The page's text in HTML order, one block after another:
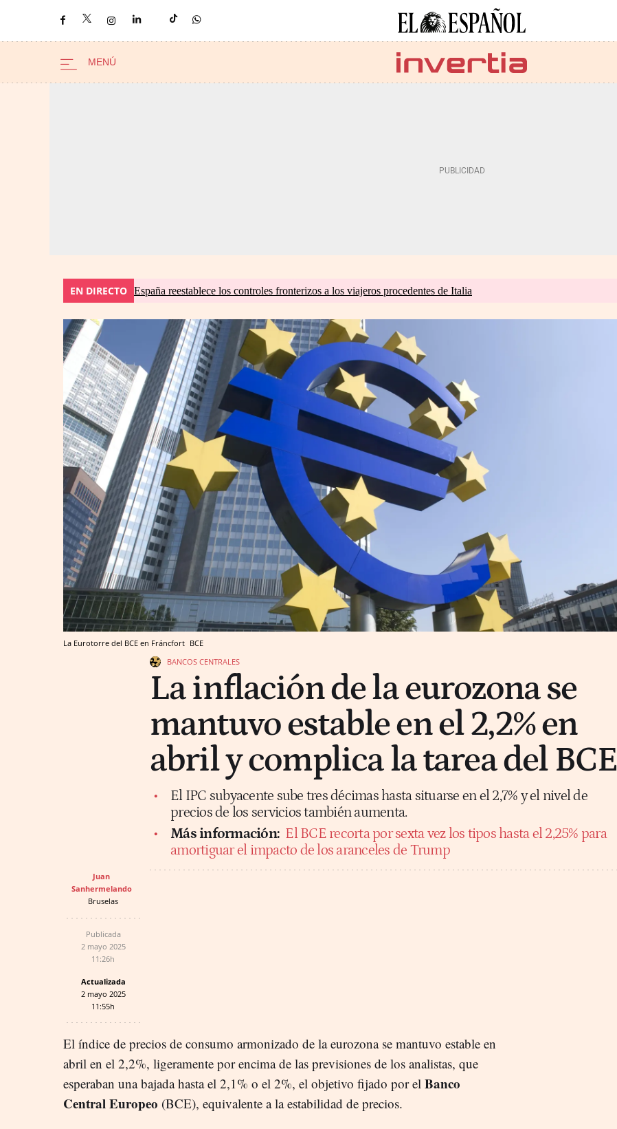
EN DIRECTO España reestablece los controles fronterizos a los viajeros procedentes de Italia
La Eurotorre del BCE en Fráncfort BCE
BANCOS CENTRALES
La inflación de la eurozona se
mantuvo estable en el 2,2% en
abril y complica la tarea del BCE
El IPC subyacente sube tres décimas hasta situarse en el 2,7% y el nivel de
precios de los servicios también aumenta.
Más información: El BCE recorta por sexta vez los tipos hasta el 2,25% para
amortiguar el impacto de los aranceles de Trump
Juan
Sanhermelando
Bruselas
Publicada
2 mayo 2025
11:26h
Actualizada
2 mayo 2025
11:55h
El índice de precios de consumo armonizado de la eurozona se mantuvo estable en
abril en el 2,2%, ligeramente por encima de las previsiones de los analistas, que
esperaban una bajada hasta el 2,1% o el 2%, el objetivo fijado por el Banco
Central Europeo (BCE), equivalente a la estabilidad de precios.